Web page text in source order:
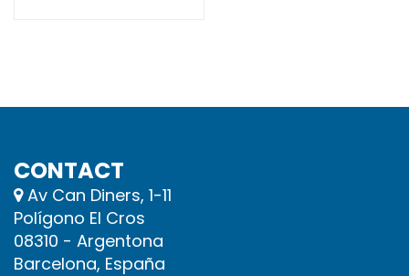
CONTACT
Av Can Diners, 1-11
Polígono El Cros
08310 - Argentona
Barcelona, España